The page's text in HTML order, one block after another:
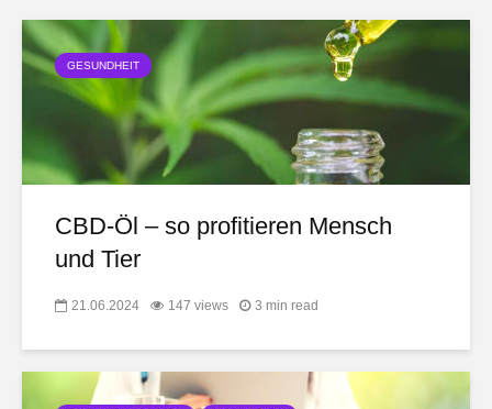
GESUNDHEIT
CBD-Öl – so profitieren Mensch
und Tier
21.06.2024 147 views 3 min read